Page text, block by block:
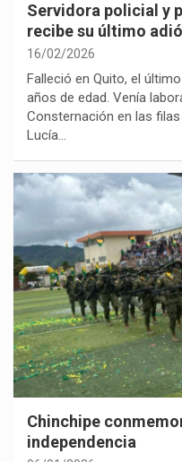
Servidora policial y
recibe su último
16/02/2026
Falleció en Quito, el
años de edad. Venía
Consternación en las
Lucía…
Chinchipe
independencia